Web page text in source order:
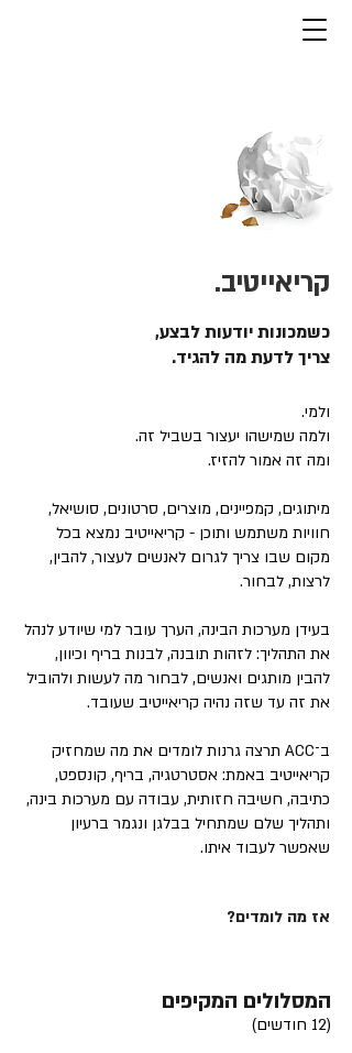
קריאייטיב.
כשמכונות יודעות לבצע,
צריך לדעת מה להגיד.
ולמי.
ולמה שמישהו יעצור בשביל זה.
ומה זה אמור להזיז.
מיתוגים, קמפיינים, מוצרים, סרטונים, סושיאל,
חוויות משתמש ותוכן - קריאייטיב נמצא בכל
מקום שבו צריך לגרום לאנשים לעצור, להבין,
לרצות, לבחור.
בעידן מערכות הבינה, הערך עובר למי שיודע לנהל
את התהליך: לזהות תובנה, לבנות בריף וכיוון,
להבין מותגים ואנשים, לבחור מה לעשות ולהוביל
את זה עד שזה נהיה קריאייטיב שעובד.
ב־ACC תרצה גרנות לומדים את מה שמחזיק
קריאייטיב באמת: אסטרטגיה, בריף, קונספט,
כתיבה, חשיבה חזותית, עבודה עם מערכות בינה,
ותהליך שלם שמתחיל בבלגן ונגמר ברעיון
שאפשר לעבוד איתו.
אז מה לומדים?
המסלולים המקיפים
(12 חודשים)